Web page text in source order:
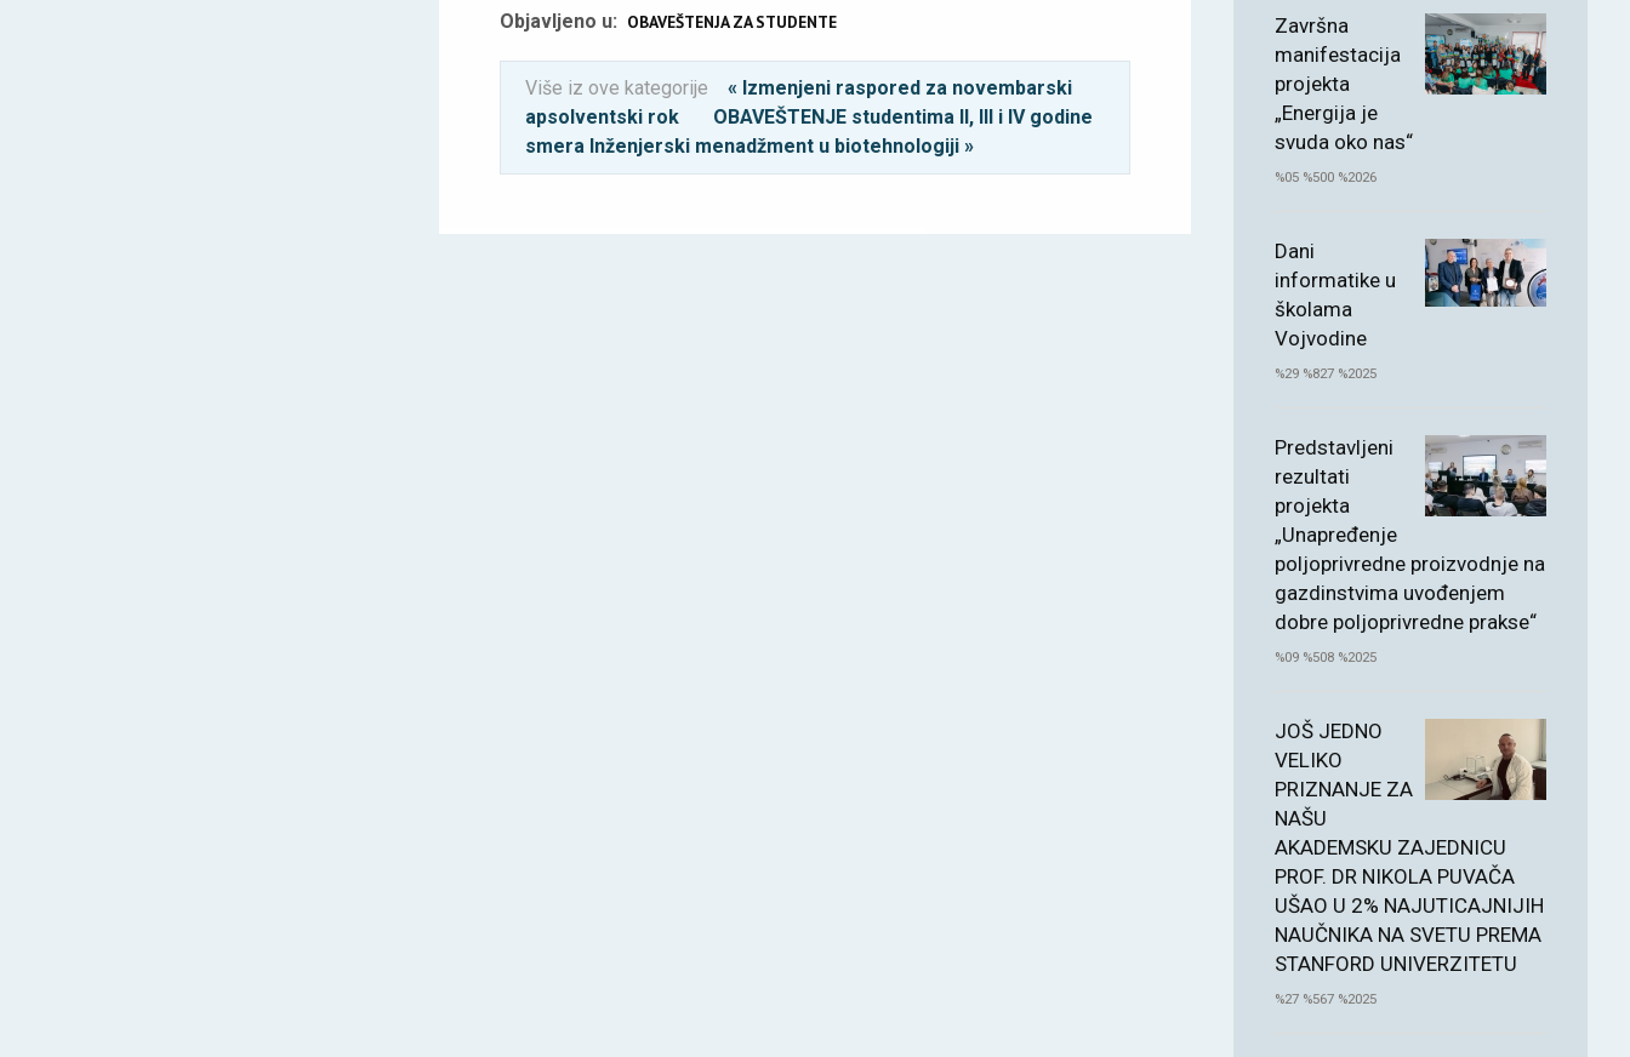
Objavljeno u: OBAVEŠTENJA ZA STUDENTE
Više iz ove kategorije
« Izmenjeni raspored za novembarski
apsolventski rok
OBAVEŠTENJE studentima II, III i IV godine
smera Inženjerski menadžment u biotehnologiji »
Završna
manifestacija
projekta
„Energija je
svuda oko nas“
%05 %500 %2026
Dani
informatike u
školama
Vojvodine
%29 %827 %2025
Predstavljeni
rezultati
projekta
„Unapređenje
poljoprivredne proizvodnje na
gazdinstvima uvođenjem
dobre poljoprivredne prakse“
%09 %508 %2025
JOŠ JEDNO
VELIKO
PRIZNANJE ZA
NAŠU
AKADEMSKU ZAJEDNICU
PROF. DR NIKOLA PUVAČA
UŠAO U 2% NAJUTICAJNIJIH
NAUČNIKA NA SVETU PREMA
STANFORD UNIVERZITETU
%27 %567 %2025